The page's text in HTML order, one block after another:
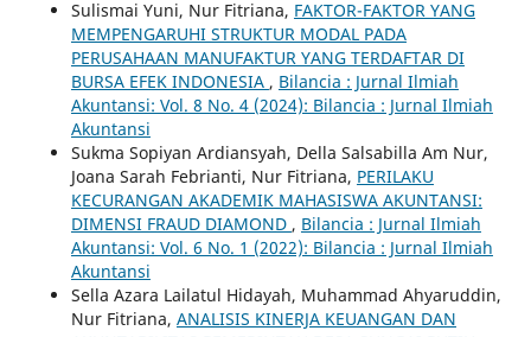
Sulismai Yuni, Nur Fitriana, FAKTOR-FAKTOR YANG
MEMPENGARUHI STRUKTUR MODAL PADA
PERUSAHAAN MANUFAKTUR YANG TERDAFTAR DI
BURSA EFEK INDONESIA , Bilancia : Jurnal Ilmiah
Akuntansi: Vol. 8 No. 4 (2024): Bilancia : Jurnal Ilmiah
Akuntansi
Sukma Sopiyan Ardiansyah, Della Salsabilla Am Nur,
Joana Sarah Febrianti, Nur Fitriana, PERILAKU
KECURANGAN AKADEMIK MAHASISWA AKUNTANSI:
DIMENSI FRAUD DIAMOND , Bilancia : Jurnal Ilmiah
Akuntansi: Vol. 6 No. 1 (2022): Bilancia : Jurnal Ilmiah
Akuntansi
Sella Azara Lailatul Hidayah, Muhammad Ahyaruddin,
Nur Fitriana, ANALISIS KINERJA KEUANGAN DAN